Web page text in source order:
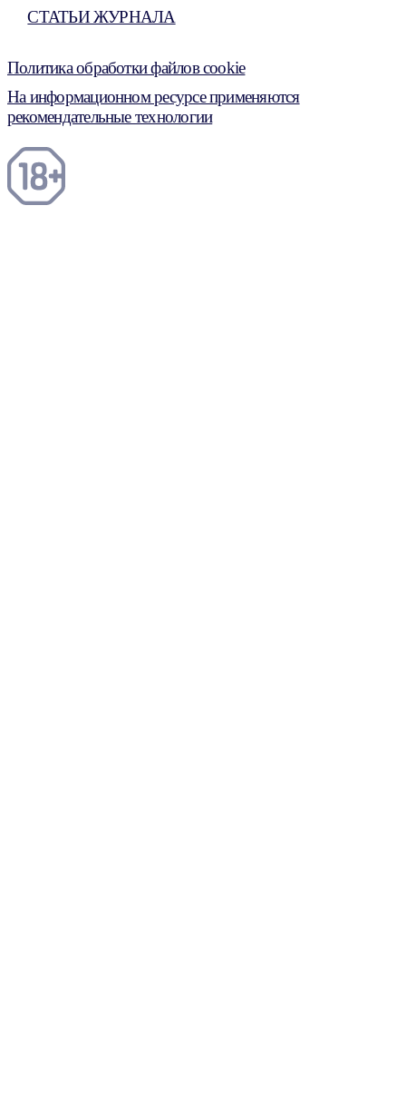
СТАТЬИ ЖУРНАЛА
Политика обработки файлов cookie
На информационном ресурсе применяются
рекомендательные технологии